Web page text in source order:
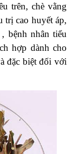
trên, chè vằng
trị cao huyết áp,
bệnh nhân tiểu
hợp dành cho
đặc biệt đối với